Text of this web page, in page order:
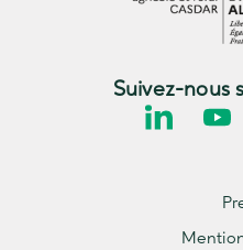
Suivez-nous